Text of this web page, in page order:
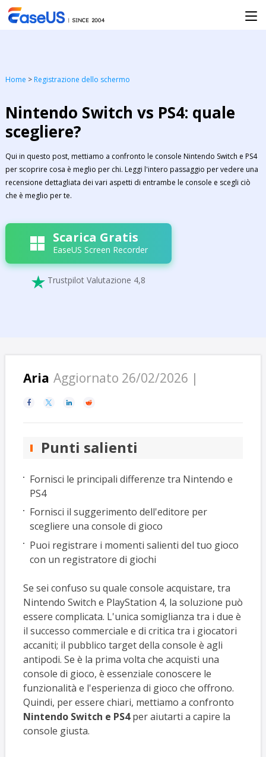
Home > Registrazione dello schermo
Nintendo Switch vs PS4: quale
scegliere?
Qui in questo post, mettiamo a confronto le console Nintendo Switch e PS4
per scoprire cosa è meglio per chi. Leggi l'intero passaggio per vedere una
recensione dettagliata dei vari aspetti di entrambe le console e scegli ciò
che è meglio per te.
Scarica Gratis
EaseUS Screen Recorder
 Trustpilot Valutazione 4,8
Aria Aggiornato 26/02/2026 |
   
Punti salienti
Fornisci le principali differenze tra Nintendo e
PS4
Fornisci il suggerimento dell'editore per
scegliere una console di gioco
Puoi registrare i momenti salienti del tuo gioco
con un registratore di giochi
Se sei confuso su quale console acquistare, tra
Nintendo Switch e PlayStation 4, la soluzione può
essere complicata. L'unica somiglianza tra i due è
il successo commerciale e di critica tra i giocatori
accaniti; il pubblico target della console è agli
antipodi. Se è la prima volta che acquisti una
console di gioco, è essenziale conoscere le
funzionalità e l'esperienza di gioco che offrono.
Quindi, per essere chiari, mettiamo a confronto
Nintendo Switch e PS4per aiutarti a capire la
console giusta.